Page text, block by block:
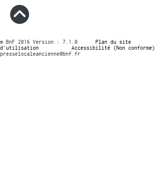
© BnF 2016 Version : 7.1.0 Plan du site
d’utilisation
Accessibilité (Non conforme)
presselocaleancienne@bnf.fr